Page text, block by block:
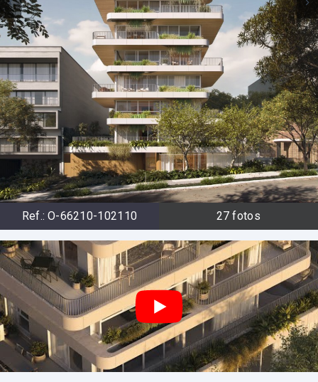
Ref.: O-66210-102110 27 fotos